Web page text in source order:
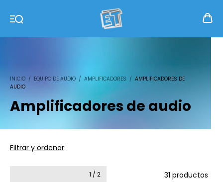
INICIO / EQUIPO DE AUDIO / AMPLIFICADORES / AMPLIFICADORES DE
AUDIO
Amplificadores de audio
Filtrar y ordenar
31 productos
1 / 2